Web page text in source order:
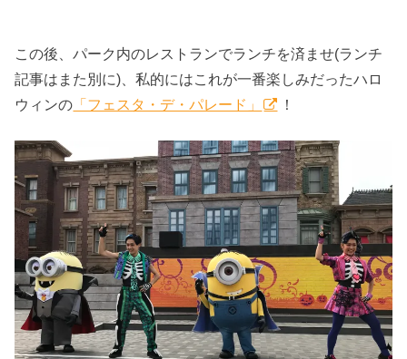
この後、パーク内のレストランでランチを済ませ(ランチ
記事はまた別に)、私的にはこれが一番楽しみだったハロ
ウィンの 「フェスタ・デ・パレード」 ！